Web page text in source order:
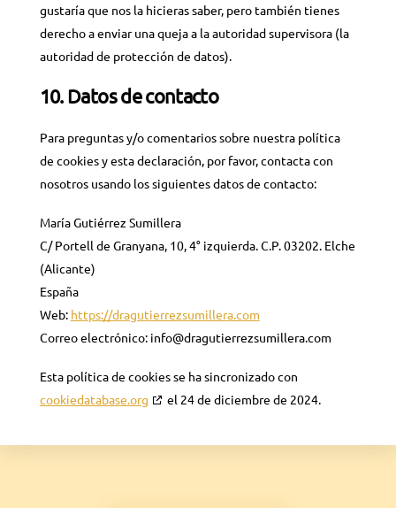
gustaría que nos la hicieras saber, pero también tienes
derecho a enviar una queja a la autoridad supervisora (la
autoridad de protección de datos).
10. Datos de contacto
Para preguntas y/o comentarios sobre nuestra política
de cookies y esta declaración, por favor, contacta con
nosotros usando los siguientes datos de contacto:
María Gutiérrez Sumillera
C/ Portell de Granyana, 10, 4° izquierda. C.P. 03202. Elche
(Alicante)
España
Web: https://dragutierrezsumillera.com
Correo electrónico: info@dragutierrezsumillera.com
Esta política de cookies se ha sincronizado con
cookiedatabase.org
el 24 de diciembre de 2024.